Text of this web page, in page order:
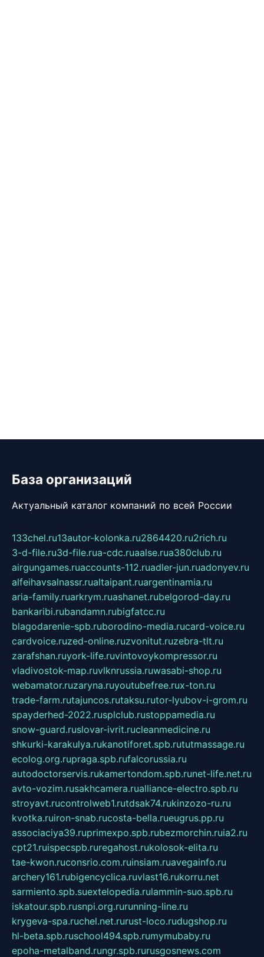
База организаций
Актуальный каталог компаний по всей России
133chel.ru13autor-kolonka.ru2864420.ru2rich.ru
3-d-file.ru3d-file.rua-cdc.ruaalse.rua380club.ru
airgungames.ruaccounts-112.ruadler-jun.ruadonyev.ru
alfeihavsalnassr.rualtaipant.ruargentinamia.ru
aria-family.ruarkrym.ruashanet.rubelgorod-day.ru
bankaribi.rubandamn.rubigfatcc.ru
blagodarenie-spb.ruborodino-media.rucard-voice.ru
cardvoice.ruzed-online.ruzvonitut.ruzebra-tlt.ru
zarafshan.ruyork-life.ruvintovoykompressor.ru
vladivostok-map.ruvlknrussia.ruwasabi-shop.ru
webamator.ruzaryna.ruyoutubefree.rux-ton.ru
trade-farm.rutajuncos.rutaksu.rutor-lyubov-i-grom.ru
spayderhed-2022.rusplclub.rustoppamedia.ru
snow-guard.ruslovar-ivrit.rucleanmedicine.ru
shkurki-karakulya.rukanotiforet.spb.rututmassage.ru
ecolog.org.rupraga.spb.rufalcorussia.ru
autodoctorservis.rukamertondom.spb.runet-life.net.ru
avto-vozim.rusakhcamera.rualliance-electro.spb.ru
stroyavt.rucontrolweb1.rutdsak74.rukinzozo-ru.ru
kvotka.ruiron-snab.rucosta-bella.rueugrus.pp.ru
associaciya39.ruprimexpo.spb.rubezmorchin.ruia2.ru
cpt21.ruispecspb.ruregahost.rukolosok-elita.ru
tae-kwon.ruconsrio.com.ruinsiam.ruavegainfo.ru
archery161.rubigencyclica.ruvlast16.rukorru.net
sarmiento.spb.suextelopedia.rulammin-suo.spb.ru
iskatour.spb.rusnpi.org.rurunning-line.ru
krygeva-spa.ruchel.net.rurust-loco.rudugshop.ru
hl-beta.spb.ruschool494.spb.rumymubaby.ru
epoha-metalband.rungr.spb.rurusgosnews.com